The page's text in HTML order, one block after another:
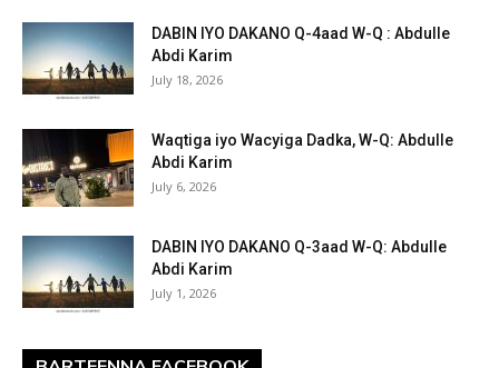
DABIN IYO DAKANO Q-4aad W-Q : Abdulle
Abdi Karim
July 18, 2026
Waqtiga iyo Wacyiga Dadka, W-Q: Abdulle
Abdi Karim
July 6, 2026
DABIN IYO DAKANO Q-3aad W-Q: Abdulle
Abdi Karim
July 1, 2026